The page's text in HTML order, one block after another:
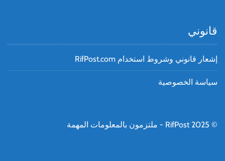
قانوني
إشعار قانوني وشروط استخدام RifPost.com
سياسة الخصوصية
© RifPost 2025 - ملتزمون بالمعلومات المهمة